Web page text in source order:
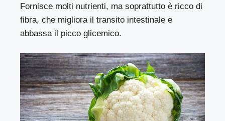
Fornisce molti nutrienti, ma soprattutto è ricco di
fibra, che migliora il transito intestinale e
abbassa il picco glicemico.